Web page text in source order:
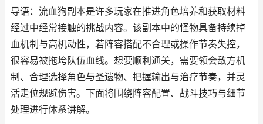
导语：流血狗副本是许多玩家在推进角色培养和获取材料
经过中经常接触的挑战内容。该副本中的怪物具备持续掉
血机制与高机动性，若阵容搭配不合理或操作节奏失控，
很容易被拖垮队伍血线。想要顺利通关，需要领会敌方机
制、合理选择角色与圣遗物、把握输出与治疗节奏，并灵
活走位规避伤害。下面将围绕阵容配置、战斗技巧与细节
处理进行体系讲解。